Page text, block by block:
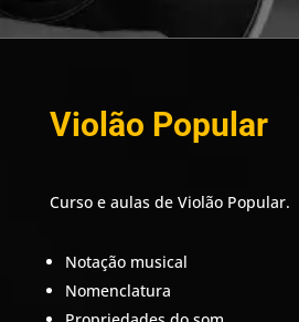
Violão Popular
Curso e aulas de Violão Popular.
Notação musical
Nomenclatura